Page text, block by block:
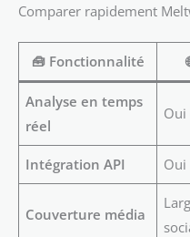
Comparer rapidement
🧰 Fonctionnalité
Analyse en temps
réel
Oui
Intégration API Oui
Couverture média